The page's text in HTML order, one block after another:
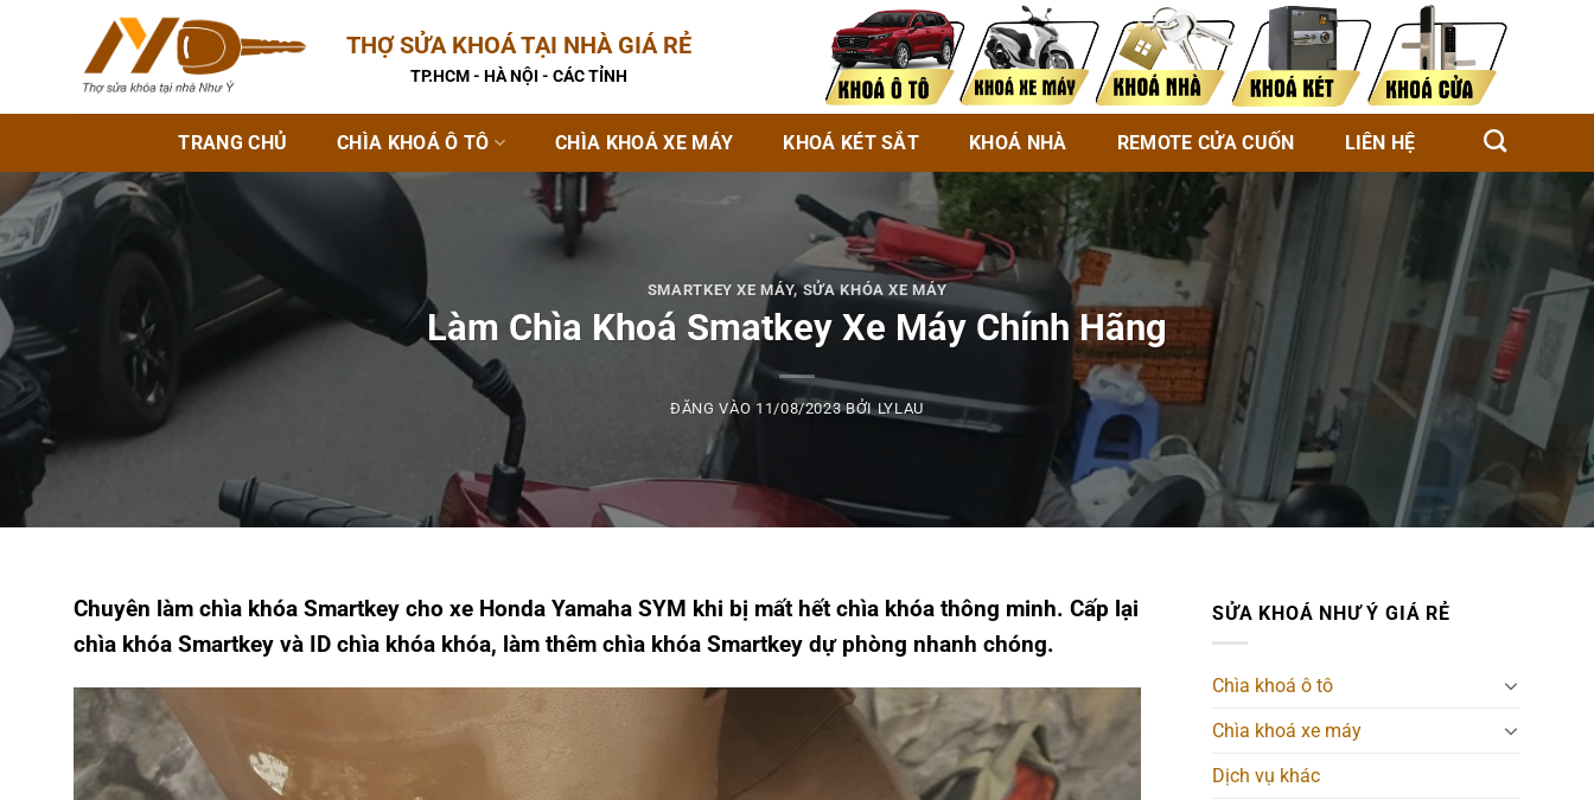
THỢ SỬA KHOÁ TẠI NHÀ GIÁ RẺ
TP.HCM - HÀ NỘI - CÁC TỈNH
TRANG CHỦ CHÌA KHOÁ Ô TÔ CHÌA KHOÁ XE MÁY KHOÁ KÉT SẮT KHOÁ NHÀ REMOTE CỬA CUỐN LIÊN HỆ
SMARTKEY XE MÁY,SỬA KHÓA XE MÁY
Làm Chìa Khoá Smatkey Xe Máy Chính Hãng
ĐĂNG VÀO 11/08/2023 BỞILYLAU
Chuyên làm chìa khóa Smartkey cho xe Honda Yamaha SYM khi bị mất hết chìa khóa thông minh. Cấp lại
chìa khóa Smartkey và ID chìa khóa khóa, làm thêm chìa khóa Smartkey dự phòng nhanh chóng.
SỬA KHOÁ NHƯ Ý GIÁ RẺ
Chìa khoá ô tô
Chìa khoá xe máy
Dịch vụ khác